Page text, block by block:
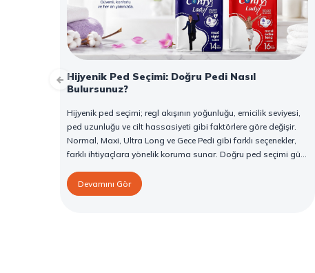
Hijyenik Ped Seçimi: Doğru Pedi Nasıl
Bulursunuz?
Hijyenik ped seçimi; regl akışının yoğunluğu, emicilik seviyesi,
ped uzunluğu ve cilt hassasiyeti gibi faktörlere göre değişir.
Normal, Maxi, Ultra Long ve Gece Pedi gibi farklı seçenekler,
farklı ihtiyaçlara yönelik koruma sunar. Doğru ped seçimi gün
hijyenik ped çeşitleri, seçim kriterleri ve Confy Lady hijyenik
pedlerin sunduğu koruma özellikleri hakkında bilgi
Devamını Gör